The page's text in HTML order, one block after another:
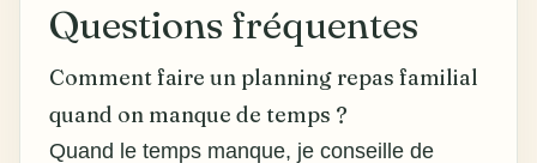
Questions fréquentes
Comment faire un planning repas familial
quand on manque de temps ?
Quand le temps manque, je conseille de